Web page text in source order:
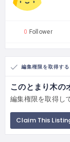
0 Follower
編集権限を取得する
このとまり木の
編集権限を取得し
Claim This